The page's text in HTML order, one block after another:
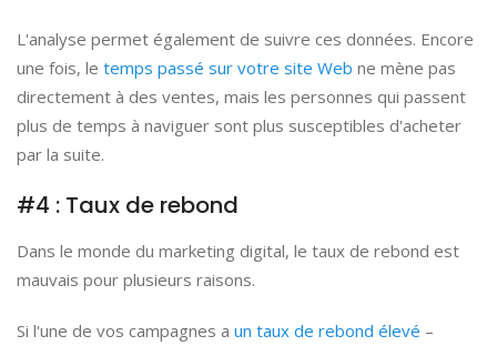
L'analyse permet également de suivre ces données. Encore
une fois, le temps passé sur votre site Web ne mène pas
directement à des ventes, mais les personnes qui passent
plus de temps à naviguer sont plus susceptibles d'acheter
par la suite.
#4 : Taux de rebond
Dans le monde du marketing digital, le taux de rebond est
mauvais pour plusieurs raisons.
Si l'une de vos campagnes a un taux de rebond élevé –